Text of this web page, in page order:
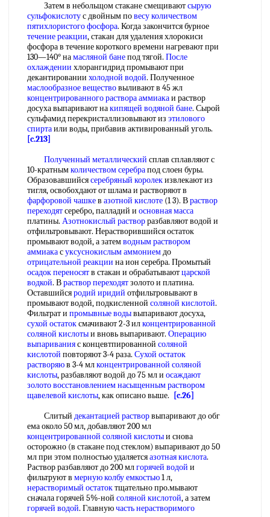
Затем в небольщом стакане смещиваютсырую
сульфокислотус двойным повесу количеством
пятихлористого фосфора. Когда закончится бурное
течение реакции, стакан для удаления хлорокиси
фосфора в течение короткого времени нагревают при
130—140° намасляной банепод тягой. После
охлаждении хлорангидрид промывают при
декантировании холодной водой. Полученное
маслообразное веществовыливают в 45 жл
концентрированного раствора аммиакаи раствор
досуха выпаривают накипящей водяной бане. Сырой
сульфамид перекристаллизовывают из этилового
спиртаили воды, прибавив активированный уголь.
[c.213]
Полученный металлический сплав сплавляют с
10-кратнымколичеством серебрапод слоен буры.
Образовавшийсясеребряный королекизвлекают из
тигля, освобохдают от шлама и растворяют в
фарфоровой чашкев азотной кислоте (1 3). Враствор
переходятсеребро, палладий и основная масса
платины. Азотнокислый растворразбавляют водой и
отфильтровывают. Нерастворившийся остаток
промывают водой, а затемводным раствором
аммиакасуксуснокислым аммониемдо
отрицательной реакции на ион серебра. Промытый
осадок переносятв стакан и обрабатываютцарской
водкой. Враствор переходятзолото и платина.
Оставшийсяродий иридий отфильтровывают в
промывают водой, подкисленной соляной кислотой.
Фильтрат и промывные водывыпаривают досуха,
сухой остатоксмачивают 2-3 илконцентрированной
соляной кислотыи вновь выпаривают. Операцию
выпариванияс концевтпированной соляной
кислотой повторяют 3-4 раза. Сухой остаток
растворяюв 3-4 млконцентрированной соляной
кислоты, разбавляют водой до 75 мл и осаждают
золотовосстановлением насыщеннымраствором
щавелевой кислоты, как описано выше.
[c.26]
Слитый декантацией растворвыпаривают до обг
ема около 50 мл, добавляют 200 мл
концентрированной соляной кислотыи снова
осторожно (в стакане под стеклом) выпаривают до 50
мл при этом полностью удаляетсяазотная кислота.
Раствор разбавляют до 200 млгорячей водой и
фильтруют в мерную колбу емкостью1 л,
нерастворимый остатоктщательно про.мывают
сначала горячей 5%-ной соляной кислотой, а затем
горячей водой. Главнуючасть нерастворимого